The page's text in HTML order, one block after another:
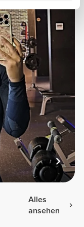
Alles
ansehen